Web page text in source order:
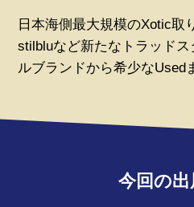
日本海側最大規模のXotic取
stilbluなど新たなトラッド
ルブランドから希少なUsed
今回の出